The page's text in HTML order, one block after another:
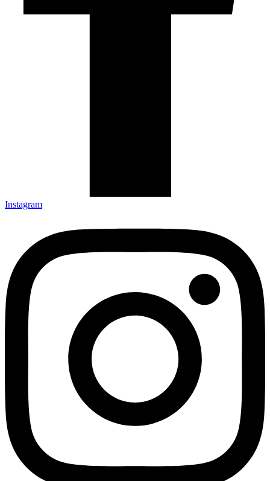
Instagram